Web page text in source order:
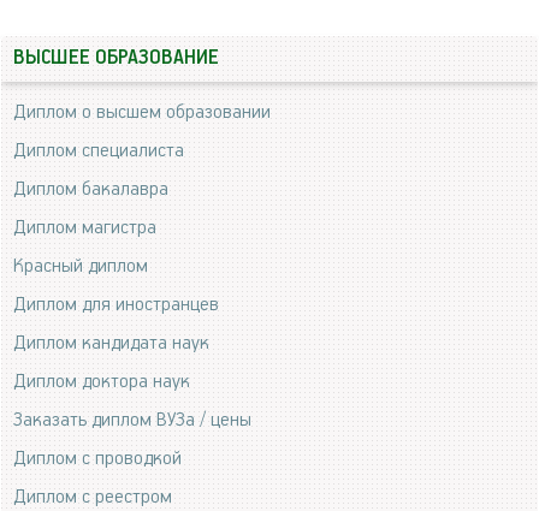
ВЫСШЕЕ ОБРАЗОВАНИЕ
Диплом о высшем образовании
Диплом специалиста
Диплом бакалавра
Диплом магистра
Красный диплом
Диплом для иностранцев
Диплом кандидата наук
Диплом доктора наук
Заказать диплом ВУЗа / цены
Диплом с проводкой
Диплом с реестром